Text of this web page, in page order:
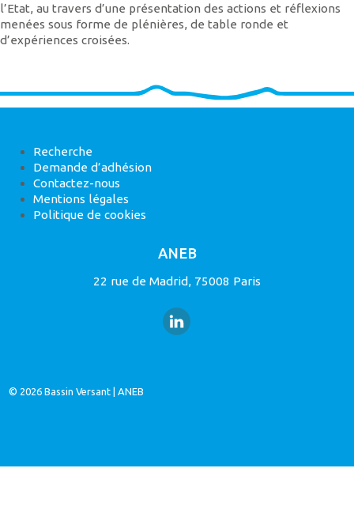
l’Etat, au travers d’une présentation des actions et réflexions
menées sous forme de plénières, de table ronde et
d’expériences croisées.
Recherche
Demande d’adhésion
Contactez-nous
Mentions légales
Politique de cookies
ANEB
22 rue de Madrid, 75008 Paris
© 2026Bassin Versant |ANEB